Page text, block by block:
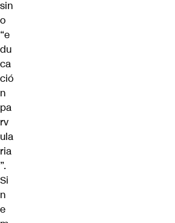
sin
o
“e
du
ca
ció
n
pa
rv
ula
ria
”.
Si
n
e